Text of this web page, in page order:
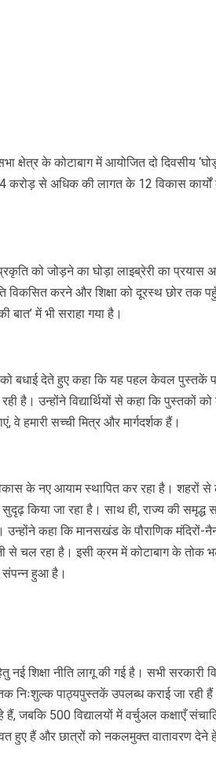
क्षेत्र के कोटाबाग में आयोजित दो दिवसीय
करोड़ से अधिक की लागत के 12 विकास कार्यों
को जोड़ने का घोड़ा लाइब्रेरी का प्रयास
विकसित करने और शिक्षा को दूरस्थ छोर तक
बात’ में भी सराहा गया है।
को बधाई देते हुए कहा कि यह पहल केवल पुस्तकें
है। उन्होंने विद्यार्थियों से कहा कि पुस्तकों
वे हमारी सच्ची मित्र और मार्गदर्शक हैं।
के नए आयाम स्थापित कर रहा है। शहरों
किया जा रहा है। साथ ही, राज्य की समृद्ध
कहा कि मानसखंड के पौराणिक मंदिरों-
से चल रहा है। इसी क्रम में कोटाबाग के तोक
संपन्न हुआ है।
शिक्षा नीति लागू की गई है। सभी सरकारी
निःशुल्क पाठ्यपुस्तकें उपलब्ध कराई जा रही
हैं, जबकि 500 विद्यालयों में वर्चुअल कक्षाएँ
हुए हैं और छात्रों को नकलमुक्त वातावरण